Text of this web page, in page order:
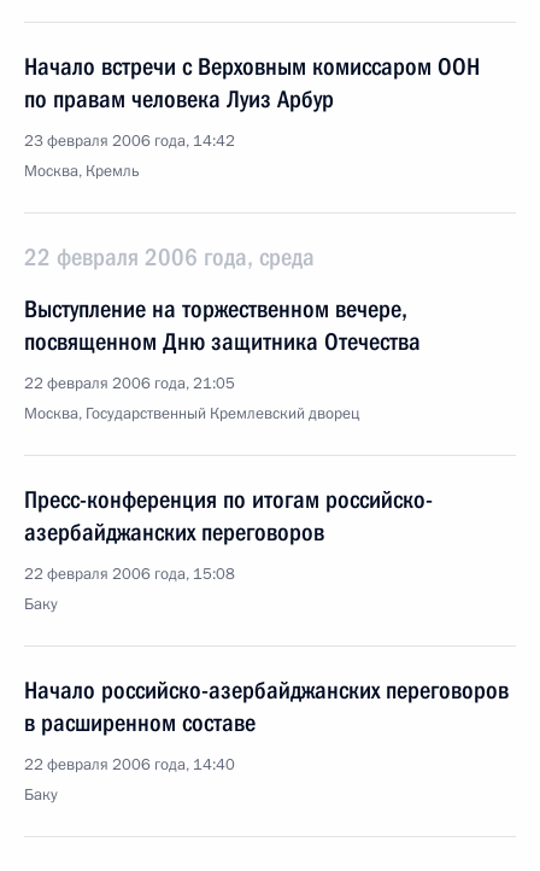
Начало встречи с Верховным комиссаром ООН
по правам человека Луиз Арбур
23 февраля 2006 года, 14:42
Москва, Кремль
22 февраля 2006 года, среда
Выступление на торжественном вечере,
посвященном Дню защитника Отечества
22 февраля 2006 года, 21:05
Москва, Государственный Кремлевский дворец
Пресс-конференция по итогам российско-
азербайджанских переговоров
22 февраля 2006 года, 15:08
Баку
Начало российско-азербайджанских переговоров
в расширенном составе
22 февраля 2006 года, 14:40
Баку